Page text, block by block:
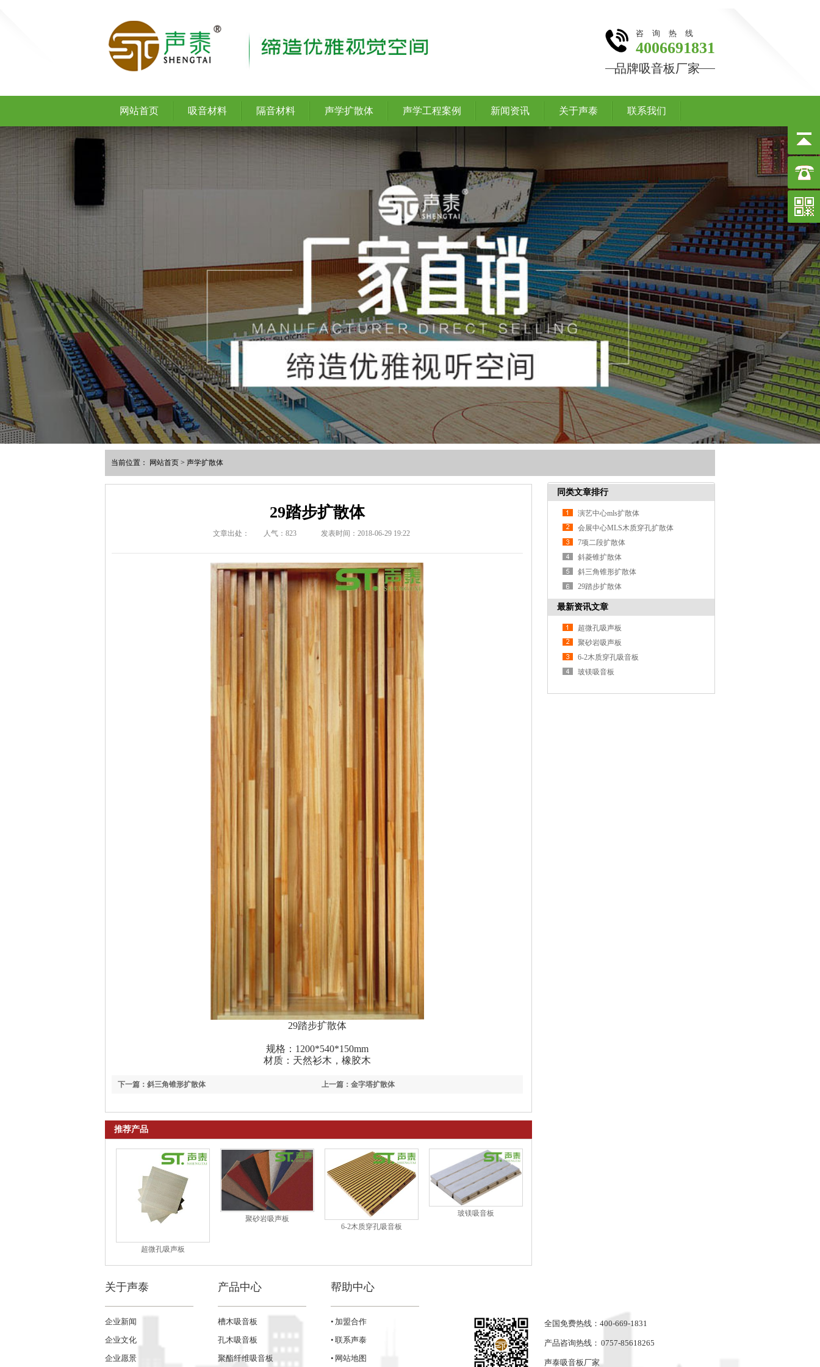
咨询热线
4006691831
品牌吸音板厂家
网站首页 吸音材料 隔音材料 声学扩散体 声学工程案例 新闻资讯 关于声泰 联系我们
当前位置： 网站首页 > 声学扩散体
29踏步扩散体
文章出处： 人气： 823 发表时间：2018-06-29 19:22
29踏步扩散体
规格：1200*540*150mm
材质：天然衫木，橡胶木
上一篇：金字塔扩散体
下一篇：斜三角锥形扩散体
推荐产品
超微孔吸声板
聚砂岩吸声板
6-2木质穿孔吸音板
玻镁吸音板
同类文章排行
演艺中心mls扩散体
会展中心MLS木质穿孔扩散体
7项二段扩散体
斜菱锥扩散体
斜三角锥形扩散体
29踏步扩散体
最新资讯文章
超微孔吸声板
聚砂岩吸声板
6-2木质穿孔吸音板
玻镁吸音板
关于声泰
企业新闻
企业文化
企业愿景
产品中心
槽木吸音板
孔木吸音板
聚酯纤维吸音板
帮助中心
• 加盟合作
• 联系声泰
• 网站地图
全国免费热线：400-669-1831
产品咨询热线： 0757-85618265
声泰吸音板厂家